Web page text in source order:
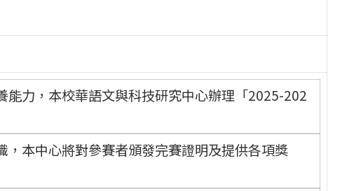
能力，本校華語文與科技研究中心辦理「2025-202
，本中心將對參賽者頒發完賽證明及提供各項獎